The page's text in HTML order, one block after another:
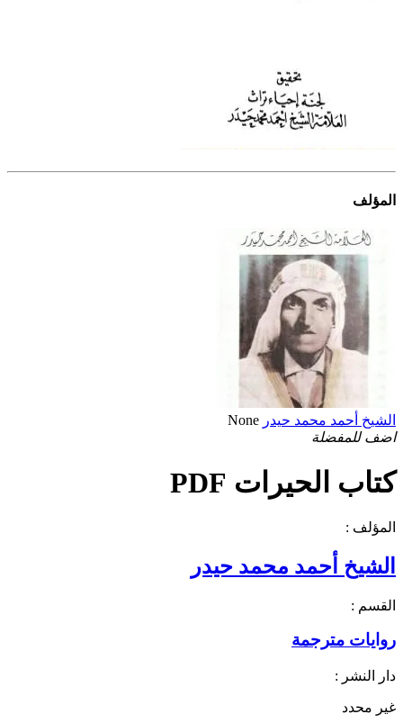
المؤلف
الشيخ أحمد محمد حيدر None
اضف للمفضلة
كتاب الحيرات PDF
المؤلف :
الشيخ أحمد محمد حيدر
القسم :
روايات مترجمة
دار النشر :
غير محدد